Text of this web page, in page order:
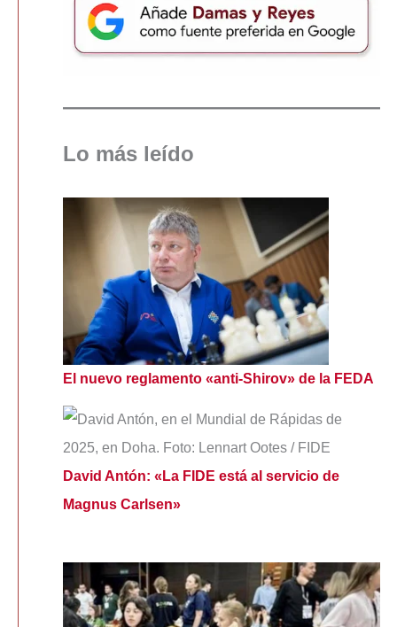
Lo más leído
El nuevo reglamento «anti-Shirov» de la FEDA
David Antón: «La FIDE está al servicio de
Magnus Carlsen»